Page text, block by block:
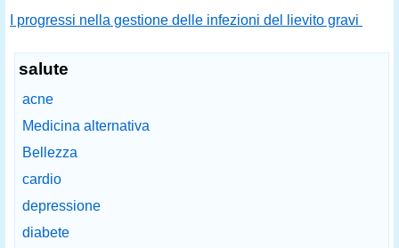
I progressi nella gestione delle infezioni del lievito gravi
salute
acne
Medicina alternativa
Bellezza
cardio
depressione
diabete